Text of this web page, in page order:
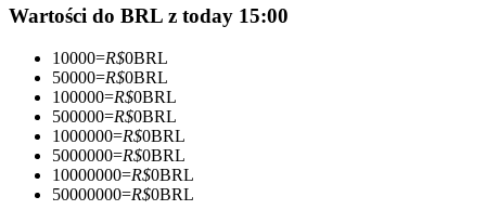
Wartości do BRL z today 15:00
10000=R$0BRL
50000=R$0BRL
100000=R$0BRL
500000=R$0BRL
1000000=R$0BRL
5000000=R$0BRL
10000000=R$0BRL
50000000=R$0BRL